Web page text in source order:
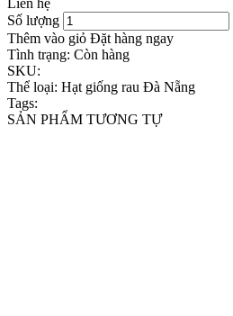
Số lượng
Thêm vào giỏ Đặt hàng ngay
Tình trạng: Còn hàng
SKU:
Thể loại: Hạt giống rau Đà Nẵng
Tags:
SẢN PHẨM TƯƠNG TỰ